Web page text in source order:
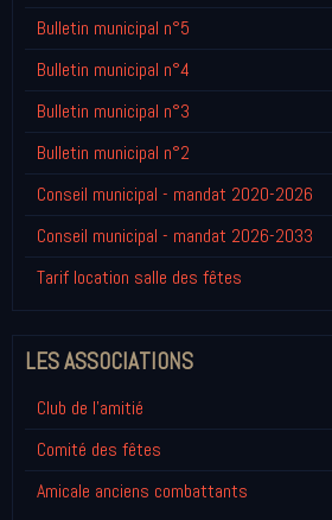
Bulletin municipal n°5
Bulletin municipal n°4
Bulletin municipal n°3
Bulletin municipal n°2
Conseil municipal - mandat 2020-2026
Conseil municipal - mandat 2026-2033
Tarif location salle des fêtes
LES ASSOCIATIONS
Club de l'amitié
Comité des fêtes
Amicale anciens combattants